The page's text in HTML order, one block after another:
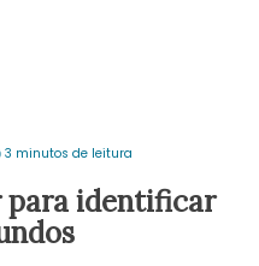
3 minutos de leitura
para identificar